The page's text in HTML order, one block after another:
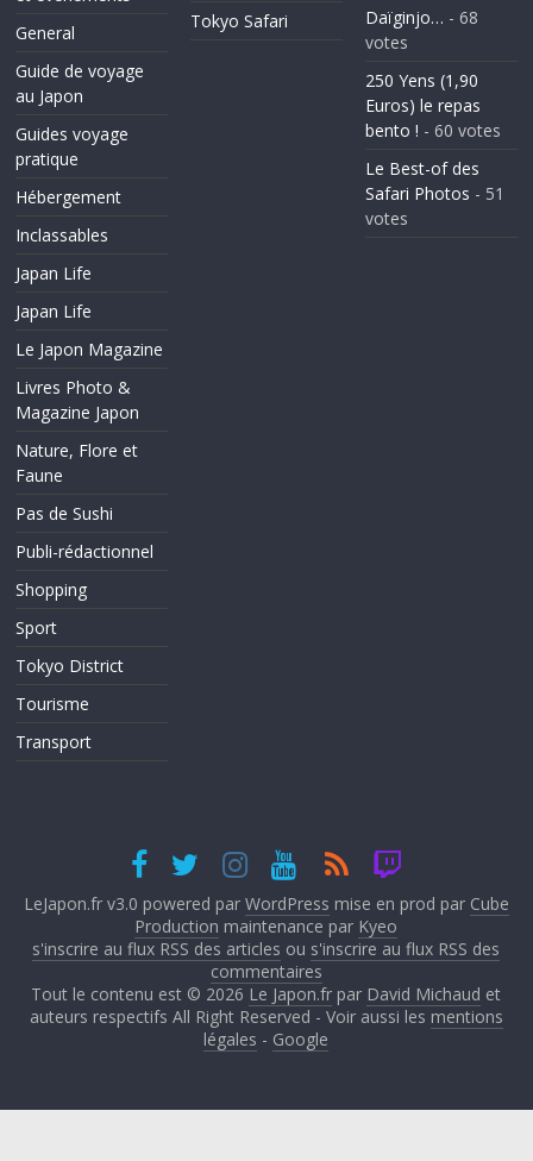
General
Guide de voyage
au Japon
Guides voyage
pratique
Hébergement
Inclassables
Japan Life
Japan Life
Le Japon Magazine
Livres Photo &
Magazine Japon
Nature, Flore et
Faune
Pas de Sushi
Publi-rédactionnel
Shopping
Sport
Tokyo District
Tourisme
Transport
Tokyo Safari
Daïginjo… - 68
votes
250 Yens (1,90
Euros) le repas
bento ! - 60 votes
Le Best-of des
Safari Photos - 51
votes
LeJapon.fr v3.0 powered par WordPress mise en prod par Cube
Production maintenance par Kyeo
s'inscrire au flux RSS des articles ou s'inscrire au flux RSS des
commentaires
Tout le contenu est © 2026 Le Japon.fr par David Michaud et
auteurs respectifs All Right Reserved - Voir aussi les mentions
légales - Google